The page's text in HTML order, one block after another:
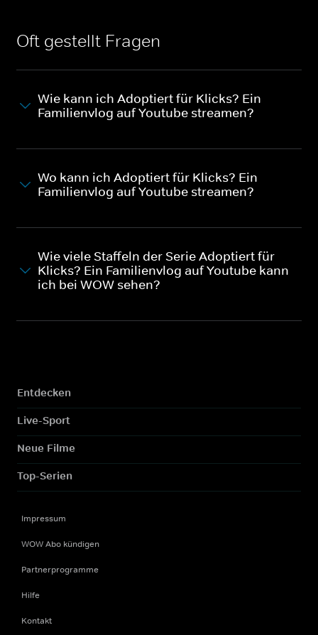
Oft gestellt Fragen
Wie kann ich Adoptiert für Klicks? Ein
Familienvlog auf Youtube streamen?
Wo kann ich Adoptiert für Klicks? Ein
Familienvlog auf Youtube streamen?
Wie viele Staffeln der Serie Adoptiert für
Klicks? Ein Familienvlog auf Youtube kann
ich bei WOW sehen?
Entdecken
Live-Sport
Neue Filme
Top-Serien
Impressum
WOW Abo kündigen
Partnerprogramme
Hilfe
Kontakt